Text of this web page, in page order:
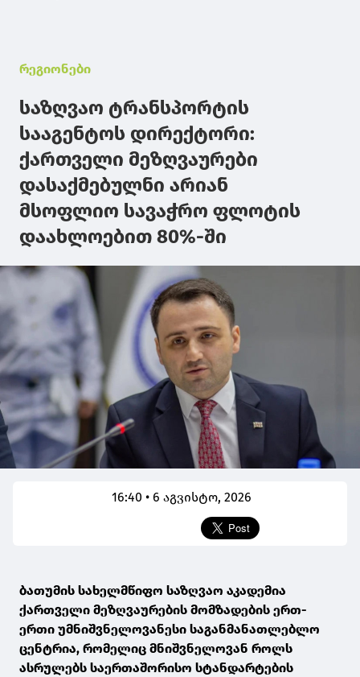
რეგიონები
საზღვაო ტრანსპორტის
სააგენტოს დირექტორი:
ქართველი მეზღვაურები
დასაქმებულნი არიან
მსოფლიო სავაჭრო ფლოტის
დაახლოებით 80%-ში
16:40 • 6 აგვისტო, 2026
ბათუმის სახელმწიფო საზღვაო აკადემია
ქართველი მეზღვაურების მომზადების ერთ-
ერთი უმნიშვნელოვანესი საგანმანათლებლო
ცენტრია, რომელიც მნიშვნელოვან როლს
ასრულებს საერთაშორისო სტანდარტების